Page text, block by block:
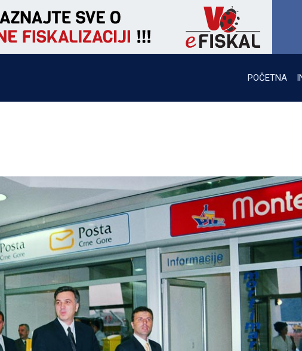
POČETNA